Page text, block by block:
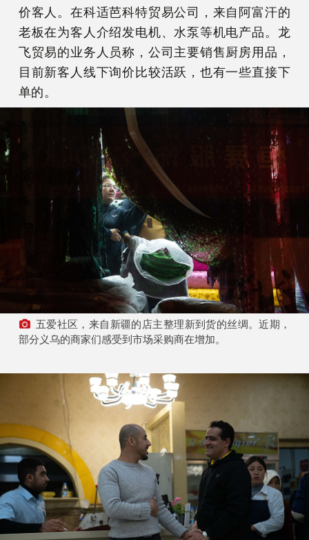
价客人。在科适芭科特贸易公司，来自阿富汗的
老板在为客人介绍发电机、水泵等机电产品。龙
飞贸易的业务人员称，公司主要销售厨房用品，
目前新客人线下询价比较活跃，也有一些直接下
单的。
五爱社区，来自新疆的店主整理新到货的丝绸。近期，
部分义乌的商家们感受到市场采购商在增加。